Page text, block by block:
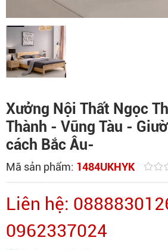
Xưởng Nội Thất Ngọc
Thành - Vũng Tàu -
cách Bắc Âu-
Mã sản phẩm: 1484UKHYK
Liên hệ:
0962337024